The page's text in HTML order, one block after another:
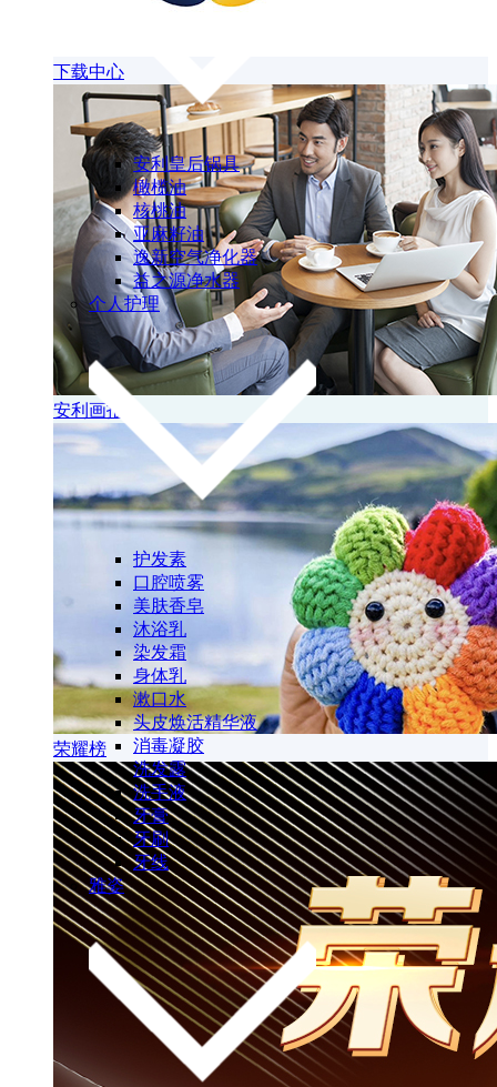
下载中心
安利画报
荣耀榜
安利皇后锅具
橄榄油
核桃油
亚麻籽油
逸新空气净化器
益之源净水器
个人护理
护发素
口腔喷雾
美肤香皂
沐浴乳
染发霜
身体乳
漱口水
头皮焕活精华液
消毒凝胶
洗发露
洗手液
牙膏
牙刷
牙线
雅姿